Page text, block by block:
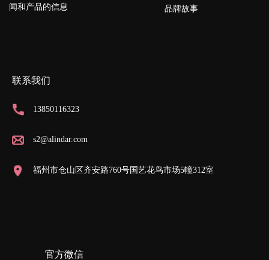
闻和产品的信息
品牌故事
联系我们
13850116323
s2@alindar.com
福州市仓山区齐安路760号国艺花鸟市场5幢312室
官方微信